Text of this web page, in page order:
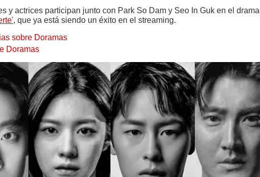
y actrices participan junto con Park So Dam y Seo In Guk en el drama
, que ya está siendo un éxito en el streaming.
sobre Doramas
Doramas